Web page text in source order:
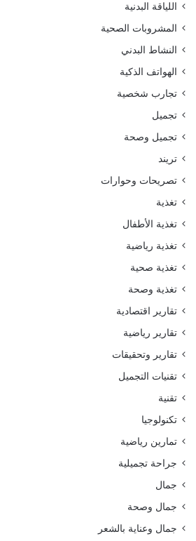
اللياقة البدنية
المشروبات الصحية
النشاط البدني
الهواتف الذكية
تجارب شخصية
تجميل
تجميل وصحة
تريند
تصريحات وحوارات
تغذية
تغذية الأطفال
تغذية رياضية
تغذية صحية
تغذية وصحة
تقارير اقتصادية
تقارير رياضية
تقارير وتحقيقات
تقنيات التجميل
تقنية
تكنولوجيا
تمارين رياضية
جراحة تجميلية
جمال
جمال وصحة
جمال وعناية بالشعر